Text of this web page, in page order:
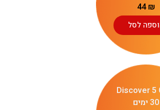
44₪
לסל
Discover 5
30 ימים